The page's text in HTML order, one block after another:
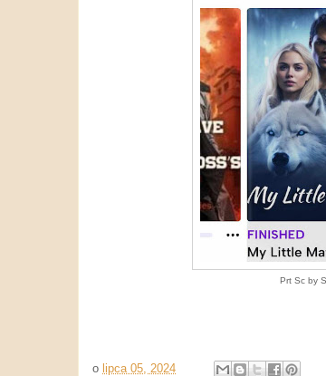
Prt Sc by
o lipca 05, 2024